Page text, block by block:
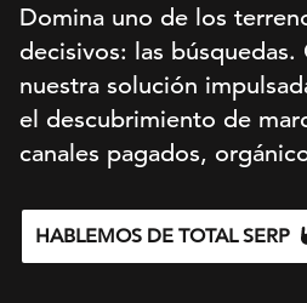
Domina uno de los
decisivos: las búsquedas.
nuestra solución
el descubrimiento de
canales pagados,
HABLEMOS DE TOTAL SERP